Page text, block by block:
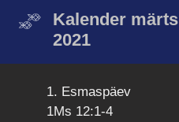
Kalender märts
2021
1. Esmaspäev
1Ms 12:1-4